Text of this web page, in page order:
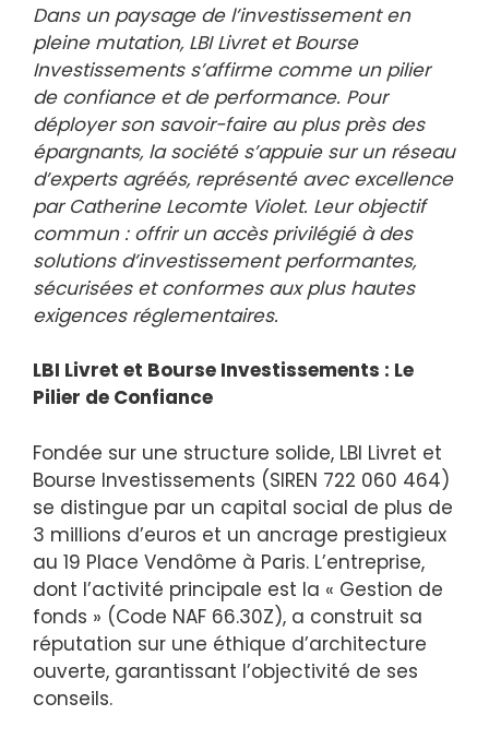
Dans un paysage de l’investissement en
pleine mutation, LBI Livret et Bourse
Investissements s’affirme comme un pilier
de confiance et de performance. Pour
déployer son savoir-faire au plus près des
épargnants, la société s’appuie sur un réseau
d’experts agréés, représenté avec excellence
par Catherine Lecomte Violet. Leur objectif
commun : offrir un accès privilégié à des
solutions d’investissement performantes,
sécurisées et conformes aux plus hautes
exigences réglementaires.
LBI Livret et Bourse Investissements : Le
Pilier de Confiance
Fondée sur une structure solide, LBI Livret et
Bourse Investissements (SIREN 722 060 464)
se distingue par un capital social de plus de
3 millions d’euros et un ancrage prestigieux
au 19 Place Vendôme à Paris. L’entreprise,
dont l’activité principale est la « Gestion de
fonds » (Code NAF 66.30Z), a construit sa
réputation sur une éthique d’architecture
ouverte, garantissant l’objectivité de ses
conseils.